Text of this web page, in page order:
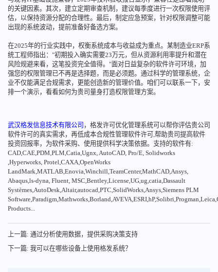
的关键因素。其次，建立定期审查机制，建议每季度进行一次权限使用评
估，以保持资源分配的合理性。最后，制定应急预案，针对权限调整可能
出现的系统波动，提前准备好备选方案。
在2025年的行业实践中，权衡系统成本与收益成为重点。某制造业ERP系
统工程师指出："初期投入确实需要23万元，但从资源利用率提升和潜在
风险规避来看，这笔投资完全值得。"面对日益复杂的软件许可环境，加
强您的权限管理已不再是选择题，而是必须题。通过科学的管理系统，企
业不仅能满足合规需求，更能创造新的管理价值。咱们可以联系一下，安
排一个演示，看看如何为贵司量身打造权限管理方案。
武汉格发信息技术有限公司 ，格发许可优化管理系统可以帮你评估贵公司
软件许可的真实需求，再低成本合规性管理软件许可,帮助贵司提高软件
投资回报率，为软件采购、使用提供科学决策依据。支持的软件有:
CAD,CAE,PDM,PLM,Catia,Ugnx, AutoCAD, Pro/E, Solidworks
,Hyperworks, Protel,CAXA,OpenWorks
LandMark,MATLAB,Enovia,Winchill,TeamCenter,MathCAD,Ansys,
Abaqus,ls-dyna, Fluent, MSC,Bentley,License,UG,ug,catia,Dassault
Systèmes,AutoDesk,Altair,autocad,PTC,SolidWorks,Ansys,Siemens PLM
Products...
上一篇: 通过分析使用数据，提供采购决策支持
下一篇: 我可以在哪些设备上使用格发系统？